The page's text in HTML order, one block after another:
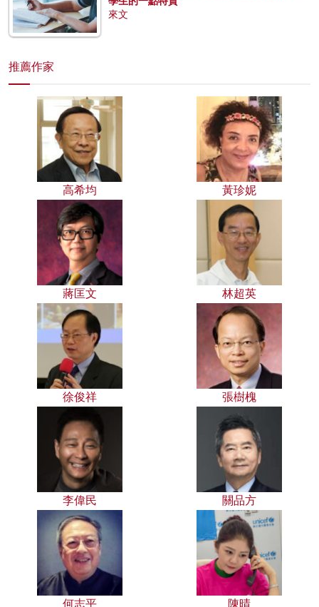
來文
推薦作家
高希均 黃珍妮
蔣匡文 林超英
徐俊祥 張樹槐
李偉民 關品方
何志平 陳晴